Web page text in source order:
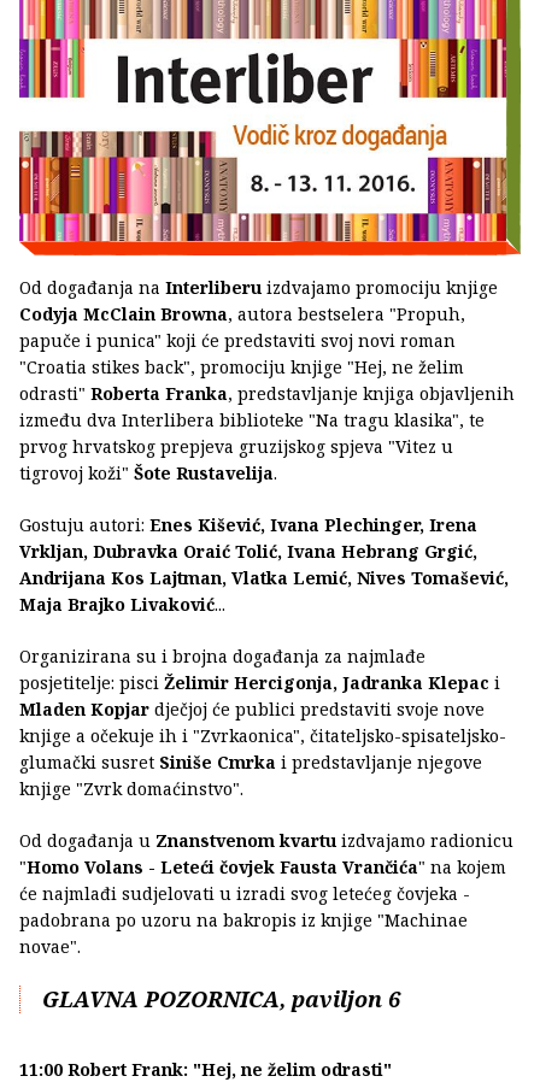
Od događanja na Interliberu izdvajamo promociju knjige
Codyja McClain Browna, autora bestselera "Propuh,
papuče i punica" koji će predstaviti svoj novi roman
"Croatia stikes back", promociju knjige "Hej, ne želim
odrasti" Roberta Franka, predstavljanje knjiga objavljenih
između dva Interlibera biblioteke "Na tragu klasika", te
prvog hrvatskog prepjeva gruzijskog spjeva "Vitez u
tigrovoj koži" Šote Rustavelija.
Gostuju autori: Enes Kišević, Ivana Plechinger, Irena
Vrkljan, Dubravka Oraić Tolić, Ivana Hebrang Grgić,
Andrijana Kos Lajtman, Vlatka Lemić, Nives Tomašević,
Maja Brajko Livaković...
Organizirana su i brojna događanja za najmlađe
posjetitelje: pisci Želimir Hercigonja, Jadranka Klepac i
Mladen Kopjar dječjoj će publici predstaviti svoje nove
knjige a očekuje ih i "Zvrkaonica", čitateljsko-spisateljsko-
glumački susret Siniše Cmrka i predstavljanje njegove
knjige "Zvrk domaćinstvo".
Od događanja u Znanstvenom kvartu izdvajamo radionicu
"Homo Volans - Leteći čovjek Fausta Vrančića" na kojem
će najmlađi sudjelovati u izradi svog letećeg čovjeka -
padobrana po uzoru na bakropis iz knjige "Machinae
novae".
GLAVNA POZORNICA, paviljon 6
11:00 Robert Frank: "Hej, ne želim odrasti"